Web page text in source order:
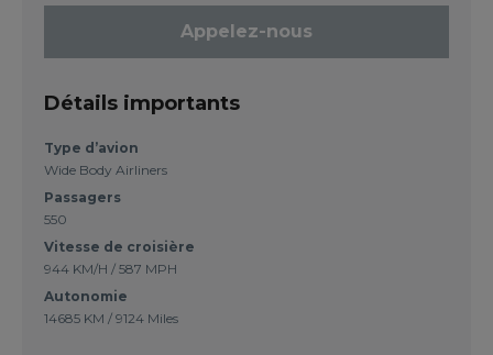
Appelez-nous
Détails importants
Type d’avion
Wide Body Airliners
Passagers
550
Vitesse de croisière
944 KM/H / 587 MPH
Autonomie
14685 KM / 9124 Miles